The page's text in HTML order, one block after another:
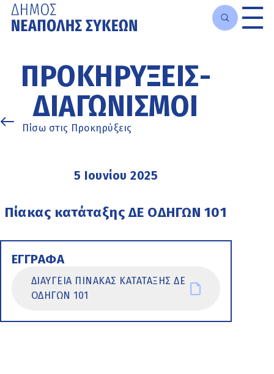
κυρίως
περιεχόμενο
ΠΡΟΚΗΡΎΞΕΙΣ-
ΔΙΑΓΩΝΙΣΜΟΊ
Πίσω στις Προκηρύξεις
5 Ιουνίου 2025
Πίακας κατάταξης ΔΕ ΟΔΗΓΩΝ 101
ΕΓΓΡΑΦΑ
ΔΙΑΥΓΕΙΑ ΠΙΝΑΚΑΣ ΚΑΤΑΤΑΞΗΣ ΔΕ
ΟΔΗΓΩΝ 101